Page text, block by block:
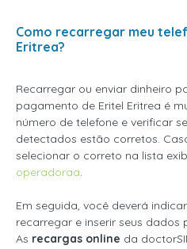
Como recarregar meu
Eritrea?
Recarregar ou enviar dinheiro
pagamento de Eritel Eritrea é
número de telefone e verificar
detectados estão corretos.
selecionar o correto na lista
operadoraa.
Em seguida, você deverá
recarregar e inserir seus
As recargas online da